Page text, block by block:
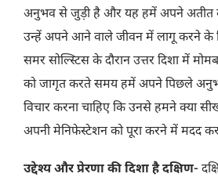
अनुभव से जुड़ी है और यह हमें अपने
उन्हें अपने आने वाले जीवन में लागू करने के
समर सोल्स्टिस के दौरान उत्तर दिशा में
को जागृत करते समय हमें अपने पिछले
विचार करना चाहिए कि उनसे हमने क्या
अपनी मेनिफेस्टेशन को पूरा करने में मदद
उद्देश्य और प्रेरणा की दिशा है दक्षिण-